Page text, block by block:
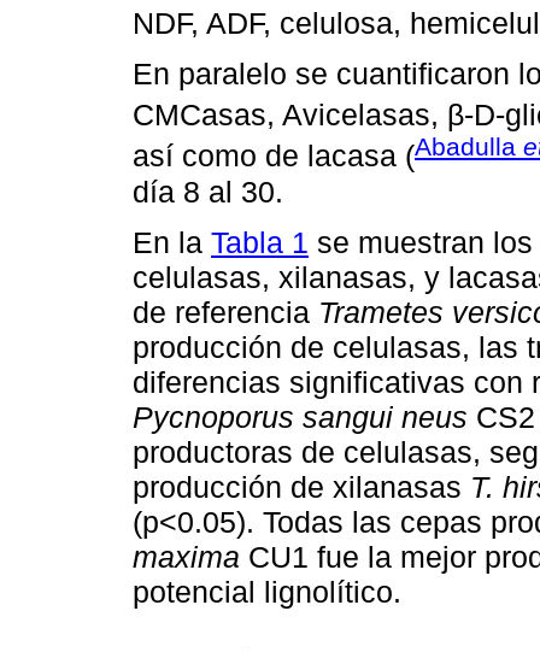
NDF, ADF, celulosa,
En paralelo se cuantificaron
CMCasas, Avicelasas, β-D-
así como de lacasa (Abadulla
día 8 al 30.
En la Tabla 1 se muestran
celulasas, xilanasas, y
de referencia Trametes
producción de celulasas, las
diferencias significativas con
Pycnoporus sangui neus
productoras de celulasas,
producción de xilanasas T.
(p<0.05). Todas las cepas
maxima CU1 fue la mejor
potencial lignolítico.